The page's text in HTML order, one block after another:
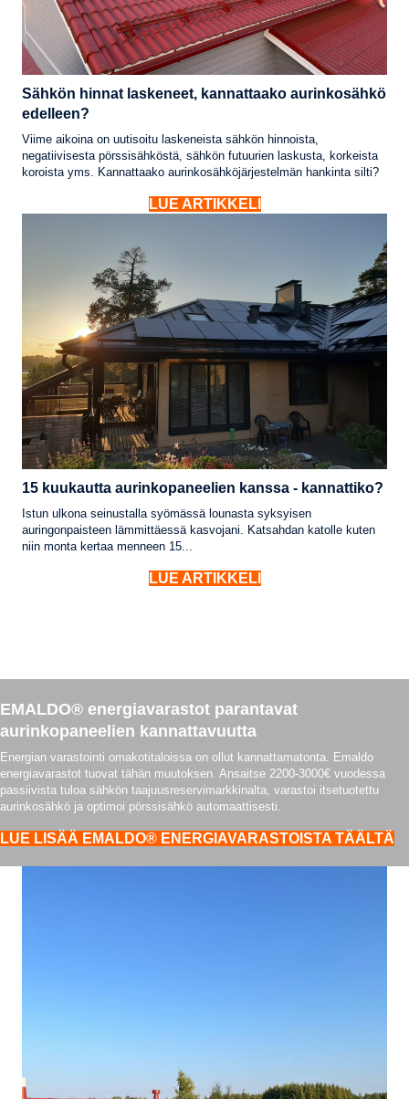
Sähkön hinnat laskeneet, kannattaako aurinkosähkö
edelleen?
Viime aikoina on uutisoitu laskeneista sähkön hinnoista,
negatiivisesta pörssisähköstä, sähkön futuurien laskusta, korkeista
koroista yms. Kannattaako aurinkosähköjärjestelmän hankinta silti?
LUE ARTIKKELI
15 kuukautta aurinkopaneelien kanssa - kannattiko?
Istun ulkona seinustalla syömässä lounasta syksyisen
auringonpaisteen lämmittäessä kasvojani. Katsahdan katolle kuten
niin monta kertaa menneen 15...
LUE ARTIKKELI
EMALDO® energiavarastot parantavat
aurinkopaneelien kannattavuutta
Energian varastointi omakotitaloissa on ollut kannattamatonta. Emaldo
energiavarastot tuovat tähän muutoksen. Ansaitse 2200-3000€ vuodessa
passiivista tuloa sähkön taajuusreservimarkkinalta, varastoi itsetuotettu
aurinkosähkö ja optimoi pörssisähkö automaattisesti.
LUE LISÄÄ EMALDO® ENERGIAVARASTOISTA TÄÄLTÄ